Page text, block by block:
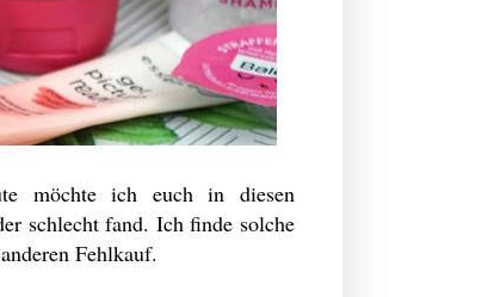
möchte ich euch in diesen
schlecht fand. Ich finde solche
Fehlkauf.